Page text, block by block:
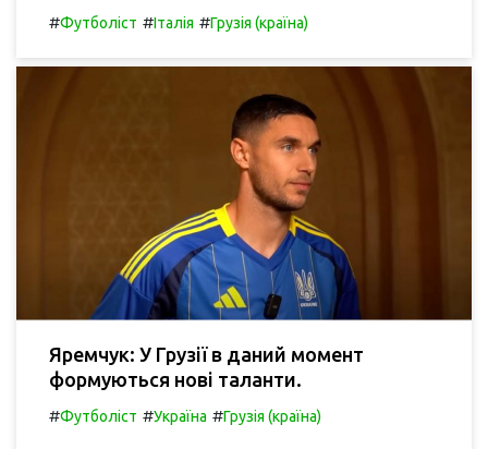
#Футболіст #Італія #Грузія (країна)
Яремчук: У Грузії в даний момент
формуються нові таланти.
#Футболіст #Україна #Грузія (країна)